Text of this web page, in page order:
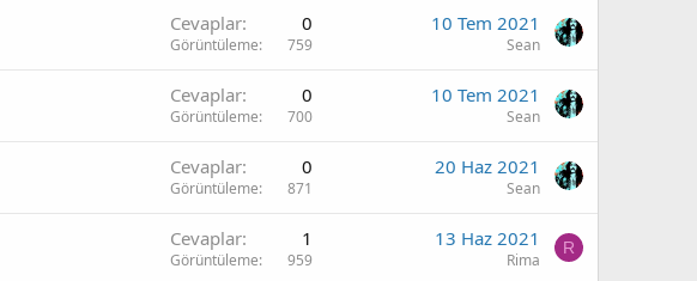
Cevaplar 0
Görüntüleme 759
10 Tem 2021
Sean
Cevaplar 0
Görüntüleme 700
10 Tem 2021
Sean
Cevaplar 0
Görüntüleme 871
20 Haz 2021
Sean
Cevaplar 1
Görüntüleme 959
13 Haz 2021
Rima
R